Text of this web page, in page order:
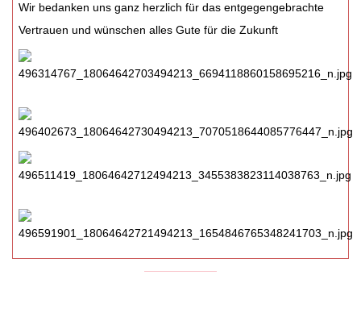
Wir bedanken uns ganz herzlich für das entgegengebrachte
Vertrauen und wünschen alles Gute für die Zukunft